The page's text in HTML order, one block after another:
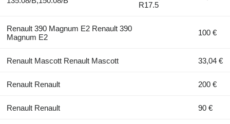
R17.5
Renault 390 Magnum E2 Renault 390
Magnum E2
100 €
Renault Mascott Renault Mascott 33,04 €
Renault Renault 200 €
Renault Renault 90 €